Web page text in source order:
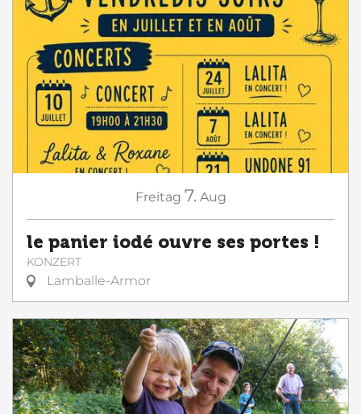
Freitag 7. Aug
le panier iodé ouvre ses portes !
KONZERT
Lamballe-Armor